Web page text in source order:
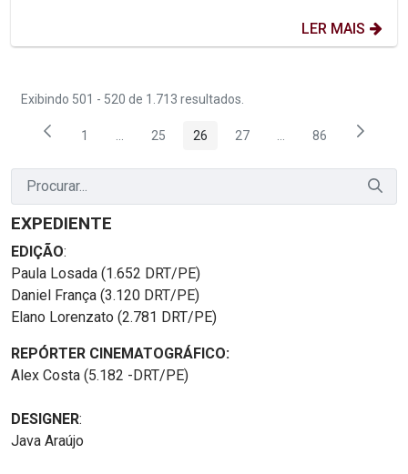
LER MAIS
Exibindo 501 - 520 de 1.713 resultados.
Página
1 Páginas intermediárias Usar ABA para navegar.
Página
25 Página
26 Página
27 PáginasPágina
86
EXPEDIENTE
EDIÇÃO:
Paula Losada (1.652 DRT/PE)
Daniel França (3.120 DRT/PE)
Elano Lorenzato (2.781 DRT/PE)
REPÓRTER CINEMATOGRÁFICO:
Alex Costa (5.182 -DRT/PE)
DESIGNER:
Java Araújo